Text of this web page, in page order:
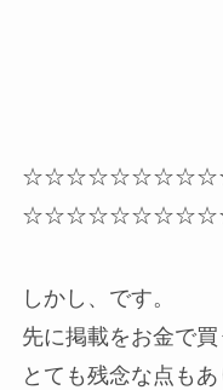
しかし、です。
先に掲載をお金で買
とても残念な点もあ